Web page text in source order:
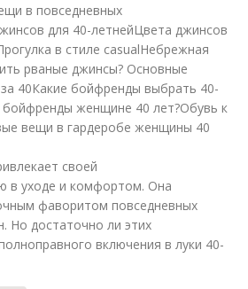
в повседневных
для 40-летнейЦвета джинсов
в стиле casualНебрежная
рваные джинсы? Основные
40Какие бойфренды выбрать 40-
бойфренды женщине 40 лет?Обувь к
вещи в гардеробе женщины 40
своей
в уходе и комфортом. Она
фаворитом повседневных
Но достаточно ли этих
включения в луки 40-